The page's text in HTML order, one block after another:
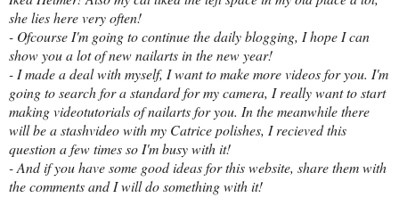
she lies here very often!
- Ofcourse I'm going to continue the daily blogging, I hope I can
show you a lot of new nailarts in the new year!
- I made a deal with myself, I want to make more videos for you. I'm
going to search for a standard for my camera, I really want to start
making videotutorials of nailarts for you. In the meanwhile there
will be a stashvideo with my Catrice polishes, I recieved this
question a few times so I'm busy with it!
- And if you have some good ideas for this website, share them with
the comments and I will do something with it!